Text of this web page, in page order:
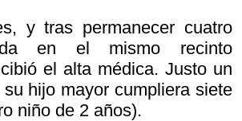
y tras permanecer cuatro
en el mismo recinto
el alta médica. Justo un
hijo mayor cumpliera siete
niño de 2 años).